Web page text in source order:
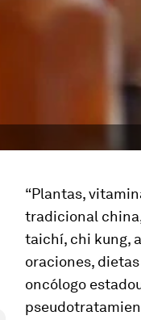
“Plantas,
tradicional
taichí, chi kung,
oraciones,
oncólogo